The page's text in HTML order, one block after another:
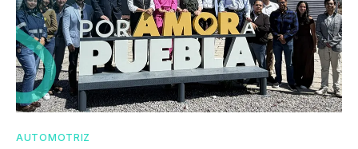
AUTOMOTRIZ